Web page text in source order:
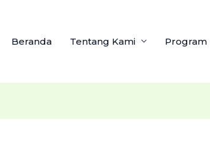
Beranda Tentang Kami Program